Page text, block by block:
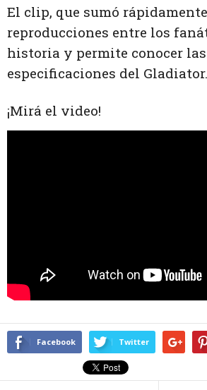
El clip, que sumó
reproducciones entre los
historia y permite conocer las
especificaciones del Gladiator.
¡Mirá el video!
Facebook Twitter